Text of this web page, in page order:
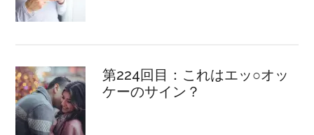
第224回目：これはエッ○オッ
ケーのサイン？